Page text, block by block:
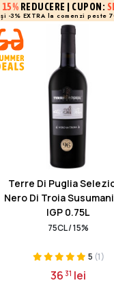
15% REDUCERE | CUPON:
și -3% EXTRA la comenzi peste
Terre Di Puglia
Nero Di Troia
IGP 0.75L
75CL / 15%
5 (1)
36 31 lei